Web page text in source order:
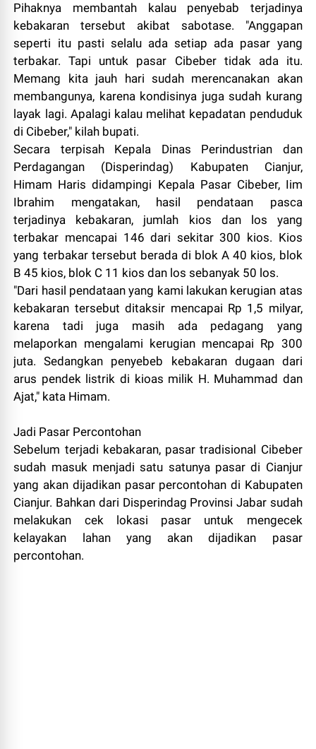
Pihaknya membantah kalau penyebab terjadinya
kebakaran tersebut akibat sabotase. "Anggapan
seperti itu pasti selalu ada setiap ada pasar yang
terbakar. Tapi untuk pasar Cibeber tidak ada itu.
Memang kita jauh hari sudah merencanakan akan
membangunya, karena kondisinya juga sudah kurang
layak lagi. Apalagi kalau melihat kepadatan penduduk
di Cibeber," kilah bupati.
Secara terpisah Kepala Dinas Perindustrian dan
Perdagangan (Disperindag) Kabupaten Cianjur,
Himam Haris didampingi Kepala Pasar Cibeber, Iim
Ibrahim mengatakan, hasil pendataan pasca
terjadinya kebakaran, jumlah kios dan los yang
terbakar mencapai 146 dari sekitar 300 kios. Kios
yang terbakar tersebut berada di blok A 40 kios, blok
B 45 kios, blok C 11 kios dan los sebanyak 50 los.
"Dari hasil pendataan yang kami lakukan kerugian atas
kebakaran tersebut ditaksir mencapai Rp 1,5 milyar,
karena tadi juga masih ada pedagang yang
melaporkan mengalami kerugian mencapai Rp 300
juta. Sedangkan penyebeb kebakaran dugaan dari
arus pendek listrik di kioas milik H. Muhammad dan
Ajat," kata Himam.
Jadi Pasar Percontohan
Sebelum terjadi kebakaran, pasar tradisional Cibeber
sudah masuk menjadi satu satunya pasar di Cianjur
yang akan dijadikan pasar percontohan di Kabupaten
Cianjur. Bahkan dari Disperindag Provinsi Jabar sudah
melakukan cek lokasi pasar untuk mengecek
kelayakan lahan yang akan dijadikan pasar
percontohan.